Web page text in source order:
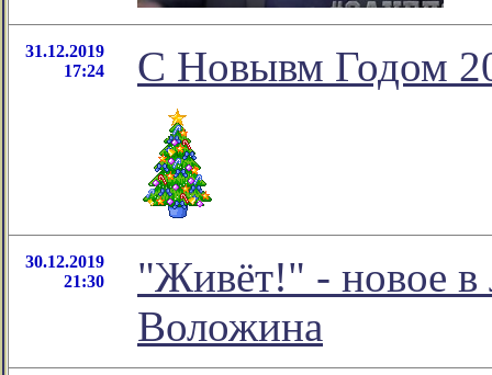
31.12.2019
17:24
C Новывм Годом
30.12.2019
21:30
"Живёт!" - новое в
Воложина